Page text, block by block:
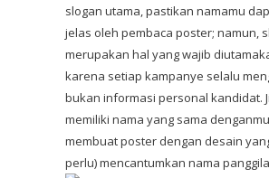
slogan utama, pastikan namamu
jelas oleh pembaca poster; namun,
merupakan hal yang wajib
karena setiap kampanye selalu
bukan informasi personal kandidat.
memiliki nama yang sama
membuat poster dengan desain
perlu) mencantumkan nama